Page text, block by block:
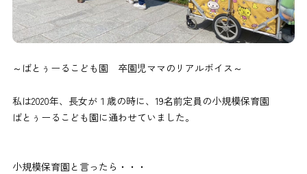
～ばとぅーるこども園 卒園児ママのリアルボイス～
私は2020年、長女が１歳の時に、19名前定員の小規模保育園
ばとぅーるこども園に通わせていました。
小規模保育園と言ったら・・・